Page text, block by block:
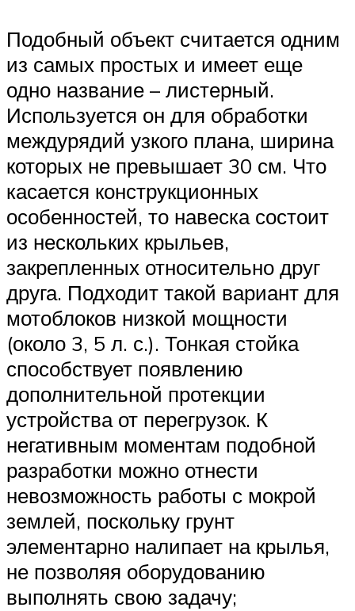
Подобный объект считается одним
из самых простых и имеет еще
одно название – листерный.
Используется он для обработки
междурядий узкого плана, ширина
которых не превышает 30 см. Что
касается конструкционных
особенностей, то навеска состоит
из нескольких крыльев,
закрепленных относительно друг
друга. Подходит такой вариант для
мотоблоков низкой мощности
(около 3, 5 л. с.). Тонкая стойка
способствует появлению
дополнительной протекции
устройства от перегрузок. К
негативным моментам подобной
разработки можно отнести
невозможность работы с мокрой
землей, поскольку грунт
элементарно налипает на крылья,
не позволяя оборудованию
выполнять свою задачу;